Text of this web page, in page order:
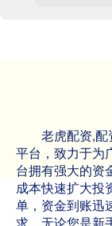
老虎配资,
平台，致力于为
台拥有强大的资
成本快速扩大投
单，资金到账迅